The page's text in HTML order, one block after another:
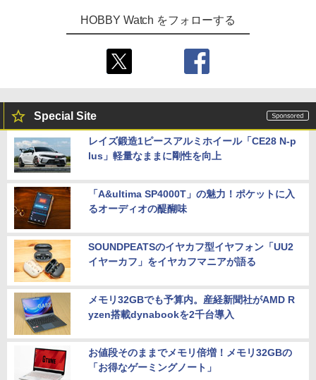
HOBBY Watch をフォローする
Special Site
レイズ鍛造1ピースアルミホイール「CE28 N-p
lus」軽量なままに剛性を向上
「A&ultima SP4000T」の魅力！ポケットに入
るオーディオの醍醐味
SOUNDPEATSのイヤカフ型イヤフォン「UU2
イヤーカフ」をイヤカフマニアが語る
メモリ32GBでも予算内。産経新聞社がAMD R
yzen搭載dynabookを2千台導入
お値段そのままでメモリ倍増！メモリ32GBの
「お得なゲーミングノート」